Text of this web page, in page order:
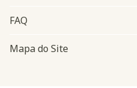
FAQ
Mapa do Site